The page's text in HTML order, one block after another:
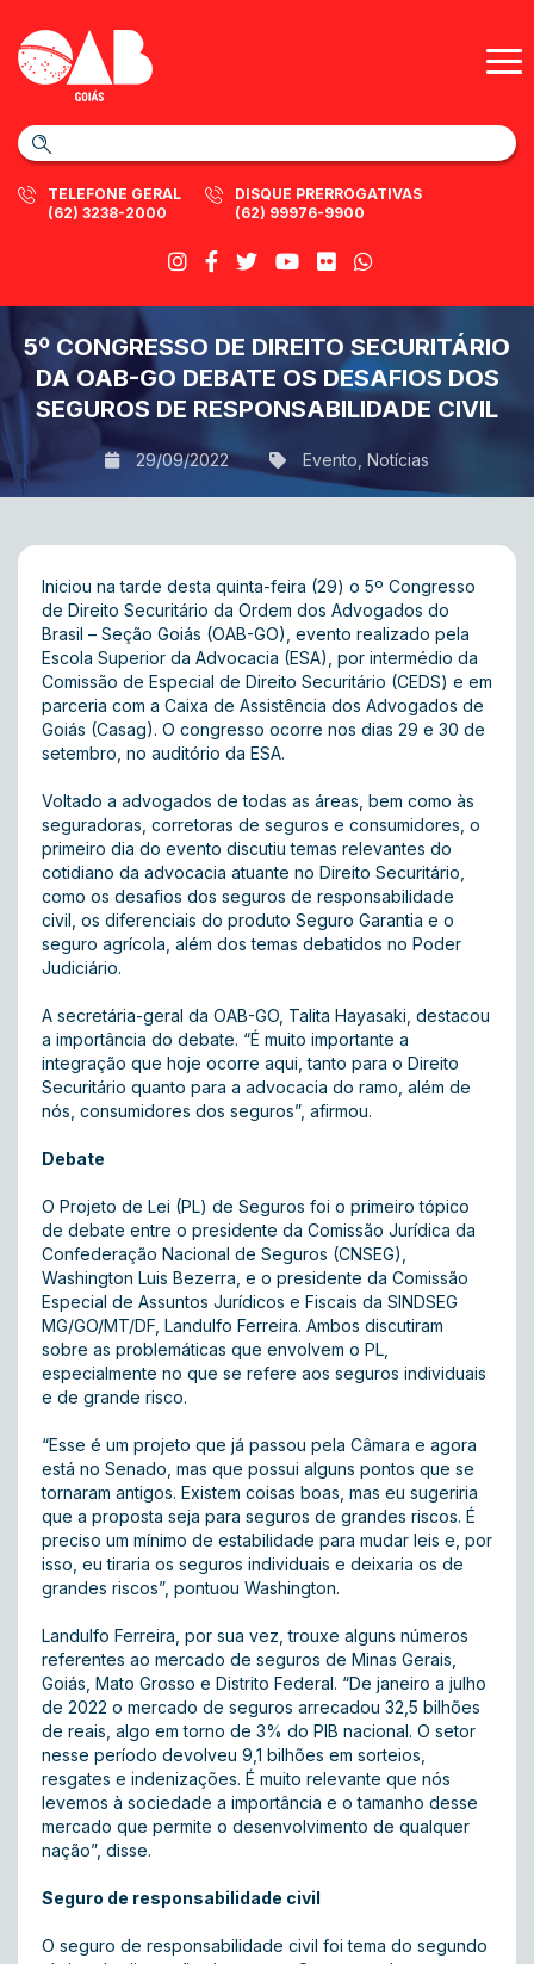
TELEFONE GERAL
(62) 3238-2000
DISQUE PRERROGATIVAS
(62) 99976-9900
5º CONGRESSO DE DIREITO SECURITÁRIO
DA OAB-GO DEBATE OS DESAFIOS DOS
SEGUROS DE RESPONSABILIDADE CIVIL
29/09/2022 Evento Notícias
Iniciou na tarde desta quinta-feira (29) o 5º Congresso
de Direito Securitário da Ordem dos Advogados do
Brasil – Seção Goiás (OAB-GO), evento realizado pela
Escola Superior da Advocacia (ESA), por intermédio da
Comissão de Especial de Direito Securitário (CEDS) e em
parceria com a Caixa de Assistência dos Advogados de
Goiás (Casag). O congresso ocorre nos dias 29 e 30 de
setembro, no auditório da ESA.
Voltado a advogados de todas as áreas, bem como às
seguradoras, corretoras de seguros e consumidores, o
primeiro dia do evento discutiu temas relevantes do
cotidiano da advocacia atuante no Direito Securitário,
como os desafios dos seguros de responsabilidade
civil, os diferenciais do produto Seguro Garantia e o
seguro agrícola, além dos temas debatidos no Poder
Judiciário.
A secretária-geral da OAB-GO, Talita Hayasaki, destacou
a importância do debate. “É muito importante a
integração que hoje ocorre aqui, tanto para o Direito
Securitário quanto para a advocacia do ramo, além de
nós, consumidores dos seguros”, afirmou.
Debate
O Projeto de Lei (PL) de Seguros foi o primeiro tópico
de debate entre o presidente da Comissão Jurídica da
Confederação Nacional de Seguros (CNSEG),
Washington Luis Bezerra, e o presidente da Comissão
Especial de Assuntos Jurídicos e Fiscais da SINDSEG
MG/GO/MT/DF, Landulfo Ferreira. Ambos discutiram
sobre as problemáticas que envolvem o PL,
especialmente no que se refere aos seguros individuais
e de grande risco.
“Esse é um projeto que já passou pela Câmara e agora
está no Senado, mas que possui alguns pontos que se
tornaram antigos. Existem coisas boas, mas eu sugeriria
que a proposta seja para seguros de grandes riscos. É
preciso um mínimo de estabilidade para mudar leis e, por
isso, eu tiraria os seguros individuais e deixaria os de
grandes riscos”, pontuou Washington.
Landulfo Ferreira, por sua vez, trouxe alguns números
referentes ao mercado de seguros de Minas Gerais,
Goiás, Mato Grosso e Distrito Federal. “De janeiro a julho
de 2022 o mercado de seguros arrecadou 32,5 bilhões
de reais, algo em torno de 3% do PIB nacional. O setor
nesse período devolveu 9,1 bilhões em sorteios,
resgates e indenizações. É muito relevante que nós
levemos à sociedade a importância e o tamanho desse
mercado que permite o desenvolvimento de qualquer
nação”, disse.
Seguro de responsabilidade civil
O seguro de responsabilidade civil foi tema do segundo